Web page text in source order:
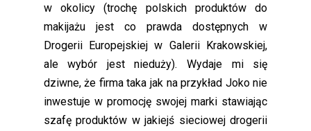
w okolicy (trochę polskich produktów do
makijażu jest co prawda dostępnych w
Drogerii Europejskiej w Galerii Krakowskiej,
ale wybór jest nieduży). Wydaje mi się
dziwne, że firma taka jak na przykład Joko nie
inwestuje w promocję swojej marki stawiając
szafę produktów w jakiejś sieciowej drogerii